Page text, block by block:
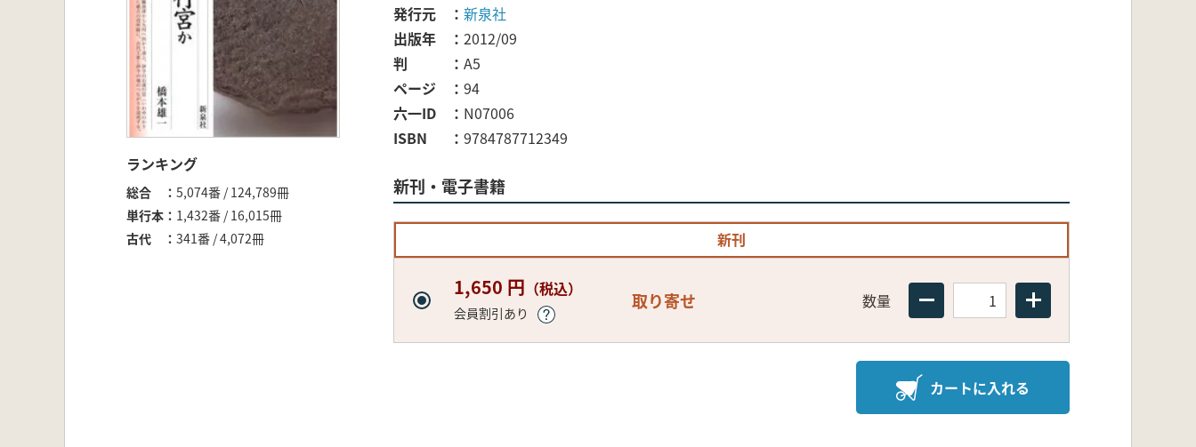
ランキング
総合
5,074番 / 124,789冊
単行本
1,432番 / 16,015冊
古代
341番 / 4,072冊
発行元
新泉社
出版年
2012/09
判
A5
ページ
94
六一ID
N07006
ISBN
9784787712349
新刊・電子書籍
新刊
1,650 円 （税込）
会員割引あり
取り寄せ 数量
カートに入れる